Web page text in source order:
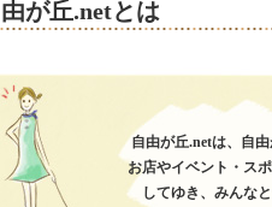
が丘.netとは
自由が丘.netは、自
お店やイベント・ス
してゆき、みんな